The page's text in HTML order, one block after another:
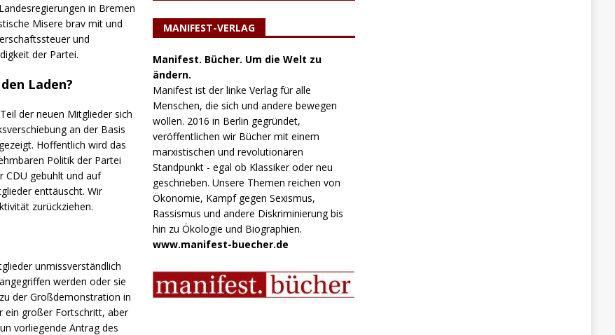
in Bremen
Misere brav mit und
und
der Partei.
Laden?
der neuen Mitglieder sich
an der Basis
Hoffentlich wird das
Politik der Partei
CDU gebuhlt und auf
enttäuscht. Wir
zurückziehen.
unmissverständlich
werden oder sie
der Großdemonstration in
ein großer Fortschritt, aber
vorliegende Antrag des
MANIFEST-VERLAG
Manifest. Bücher. Um die Welt zu
ändern.
Manifest ist der linke Verlag für alle
Menschen, die sich und andere bewegen
wollen. 2016 in Berlin gegründet,
veröffentlichen wir Bücher mit einem
marxistischen und revolutionären
Standpunkt - egal ob Klassiker oder neu
geschrieben. Unsere Themen reichen von
Ökonomie, Kampf gegen Sexismus,
Rassismus und andere Diskriminierung bis
hin zu Ökologie und Biographien.
www.manifest-buecher.de